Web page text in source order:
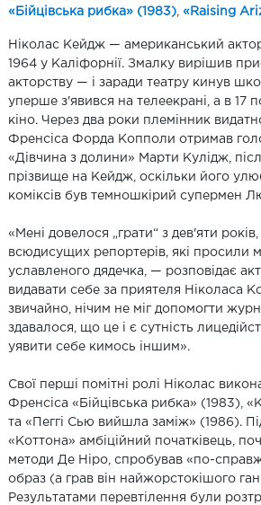
«Бійцівська рибка» (1983) «Raising
Ніколас Кейдж — американський
1964 у Каліфорнії. Змалку вирішив
акторству — і заради театру кинув
уперше з'явився на телеекрані, а в 17
кіно. Через два роки племінник
Френсіса Форда Копполи отримав
«Дівчина з долини» Марти Кулідж,
прізвище на Кейдж, оскільки його
коміксів був темношкірий супермен
«Мені довелося „грати“ з дев'яти
всюдисущих репортерів, які просили
уславленого дядечка, — розповідає
видавати себе за приятеля Ніколаса
звичайно, нічим не міг допомогти
здавалося, що це і є сутність
уявити себе кимось іншим».
Свої перші помітні ролі Ніколас
Френсіса «Бійцівська рибка» (1983),
та «Пеггі Сью вийшла заміж» (1986).
«Коттона» амбіційний початківець,
методи Де Ніро, спробував «по-
образ (а грав він найжорстокішого
Результатами перевтілення були